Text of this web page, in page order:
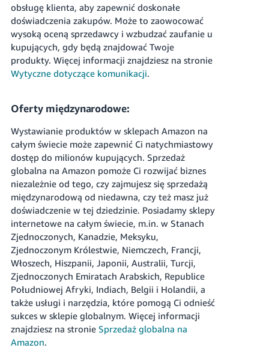
obsługę klienta, aby zapewnić doskonałe
doświadczenia zakupów. Może to zaowocować
wysoką oceną sprzedawcy i wzbudzać zaufanie u
kupujących, gdy będą znajdować Twoje
produkty. Więcej informacji znajdziesz na stronie
Wytyczne dotyczące komunikacji.
Oferty międzynarodowe:
Wystawianie produktów w sklepach Amazon na
całym świecie może zapewnić Ci natychmiastowy
dostęp do milionów kupujących. Sprzedaż
globalna na Amazon pomoże Ci rozwijać biznes
niezależnie od tego, czy zajmujesz się sprzedażą
międzynarodową od niedawna, czy też masz już
doświadczenie w tej dziedzinie. Posiadamy sklepy
internetowe na całym świecie, m.in. w Stanach
Zjednoczonych, Kanadzie, Meksyku,
Zjednoczonym Królestwie, Niemczech, Francji,
Włoszech, Hiszpanii, Japonii, Australii, Turcji,
Zjednoczonych Emiratach Arabskich, Republice
Południowej Afryki, Indiach, Belgii i Holandii, a
także usługi i narzędzia, które pomogą Ci odnieść
sukces w sklepie globalnym. Więcej informacji
znajdziesz na stronie Sprzedaż globalna na
Amazon.